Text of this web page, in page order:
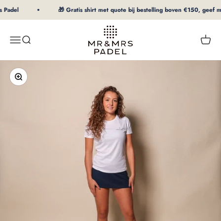
Naar inhoud 🎁 Gratis shirt met quote bij bestelling boven €150, geef
MenuZoeken
mrpadel.com
In-/uitzoomen